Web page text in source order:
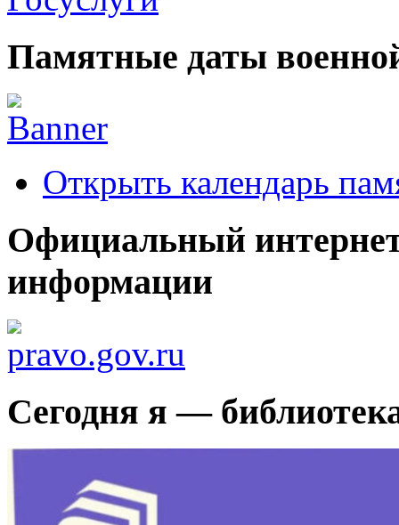
Памятные даты
Открыть календарь
Официальный
информации
Сегодня я —